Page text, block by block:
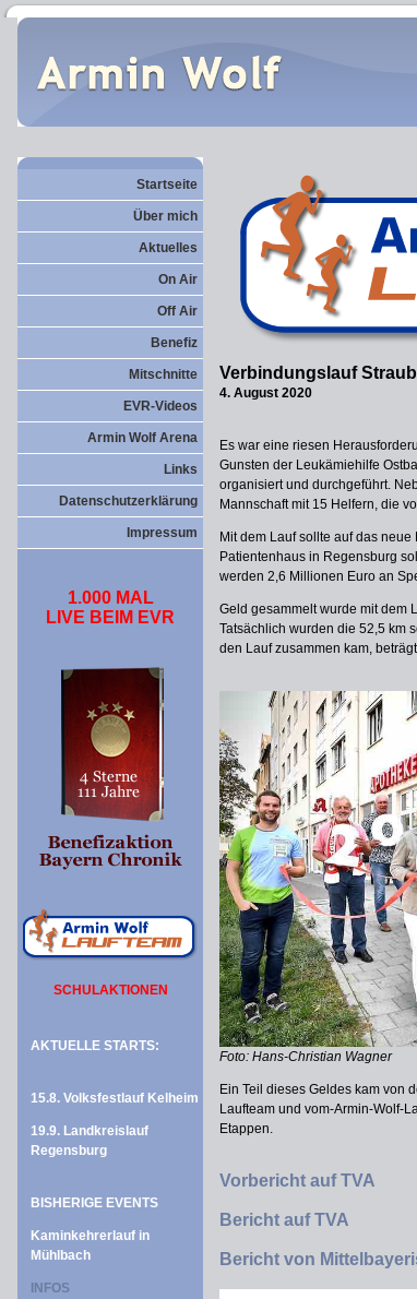
Startseite
Über mich
Aktuelles
On Air
Off Air
Benefiz
Mitschnitte
EVR-Videos
Armin Wolf Arena
Links
Datenschutzerklärung
Impressum
1.000 MAL
LIVE BEIM EVR
SCHULAKTIONEN
AKTUELLE STARTS:
15.8. Volksfestlauf Kelheim
19.9. Landkreislauf
Regensburg
BISHERIGE EVENTS
Kaminkehrerlauf in
Mühlbach
INFOS
Verbindungslauf
4. August 2020
Es war eine riesen
Gunsten der Leukämiehilfe
organisiert und durchgeführt.
Mannschaft mit 15 Helfern, die
Mit dem Lauf sollte auf das
Patientenhaus in Regensburg
werden 2,6 Millionen Euro an
Geld gesammelt wurde mit dem
Tatsächlich wurden die 52,5 km
den Lauf zusammen kam,
Foto: Hans-Christian Wagner
Ein Teil dieses Geldes kam von
Laufteam und vom-Armin-Wolf-
Etappen.
Vorbericht auf TVA
Bericht auf TVA
Bericht von